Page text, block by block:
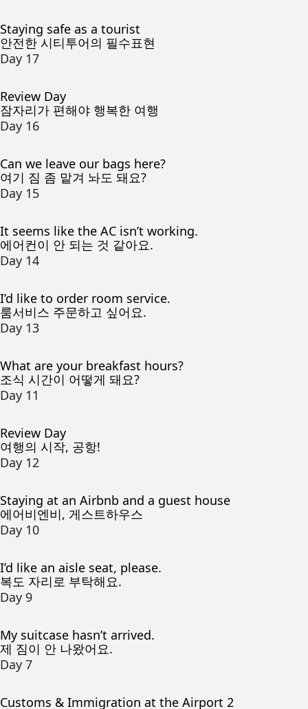
Staying safe as a tourist
안전한 시티투어의 필수표현
Day 17
Review Day
잠자리가 편해야 행복한 여행
Day 16
Can we leave our bags here?
여기 짐 좀 맡겨 놔도 돼요?
Day 15
It seems like the AC isn’t working.
에어컨이 안 되는 것 같아요.
Day 14
I’d like to order room service.
룸서비스 주문하고 싶어요.
Day 13
What are your breakfast hours?
조식 시간이 어떻게 돼요?
Day 11
Review Day
여행의 시작, 공항!
Day 12
Staying at an Airbnb and a guest house
에어비엔비, 게스트하우스
Day 10
I’d like an aisle seat, please.
복도 자리로 부탁해요.
Day 9
My suitcase hasn’t arrived.
제 짐이 안 나왔어요.
Day 7
Customs & Immigration at the Airport 2